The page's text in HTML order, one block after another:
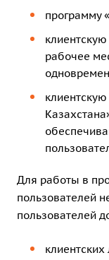
программу
рабочее
Для работы в
пользователей
пользователей